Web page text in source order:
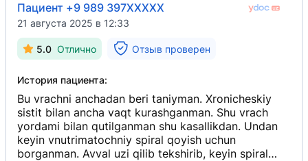
Пациент +9 989 397XXXXX
21 августа 2025 в 12:33
5.0 Отлично Отзыв проверен
История пациента:
Bu vrachni anchadan beri taniyman. Xronicheskiy
sistit bilan ancha vaqt kurashganman. Shu vrach
yordami bilan qutilganman shu kasallikdan. Undan
keyin vnutrimatochniy spiral qoyish uchun
borganman. Avval uzi qilib tekshirib, keyin spiral